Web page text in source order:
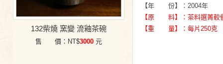
132柴燒 窯變 流釉茶碗
售 價：NT$3000 元
【年 份】：2004年
【原 料】：茶料選菁較
【重 量】：每片250克